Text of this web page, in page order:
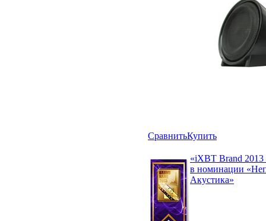
СравнитьКупить
«iXBT Brand 2013
в номинации
Акустика»